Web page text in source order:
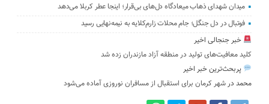
میدان شهدای ذهاب میعادگاه دل‌های بی‌قرار؛ اینجا عطر کربلا می‌دهد
فوتبال در دل جنگل؛ جام محلات زارم‌کلایه به نیمه‌نهایی رسید
خبر جنجالی اخیر
کلید معافیت‌های تولید در منطقه آزاد مازندران زده شد
پربحث‌ترین خبر اخیر
محمد درشهر کرمان برای استقبال از مسافران نوروزی آماده می‌شود